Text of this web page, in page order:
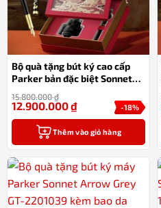
Bộ quà tặng bút ký cao cấp
Parker bản đặc biệt Sonnet
18k
15.800.000₫
-18%
12.900.000₫
Thêm vào giỏ hàng